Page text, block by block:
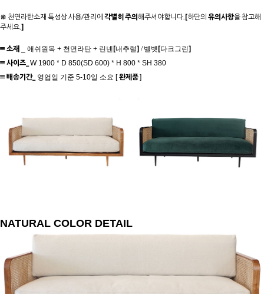
※ 천연라탄소재 특성상 사용/관리에 각별히 주의 해주셔야합니다. [하단의 유의사항을 참고해
주세요. ]
≡ 소재 _ 애쉬원목 + 천연라탄 + 린넨[내추럴] / 벨벳[다크그린]
≡ 사이즈 W 1900 * D 850(SD 600) * H 800 * SH 380
≡ 배송기간_ 영업일 기준 5-10일 소요 [완제품]
NATURAL COLOR DETAIL